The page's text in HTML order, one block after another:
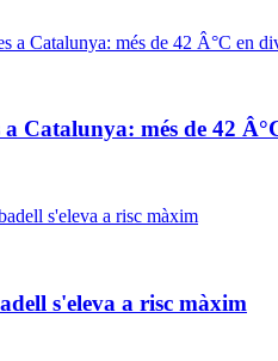
Catalunya: més de 42
s'eleva a risc màxim